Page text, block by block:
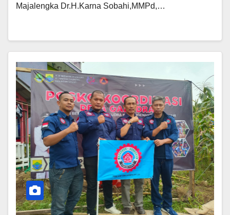
Majalengka Dr.H.Karna Sobahi,MMPd,…